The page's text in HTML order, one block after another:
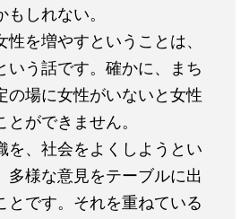
しれない。
を増やすということは、
いう話です。確かに、まち
の場に女性がいないと女性
ができません。
を、社会をよくしようとい
多様な意見をテーブルに出
とです。それを重ねている